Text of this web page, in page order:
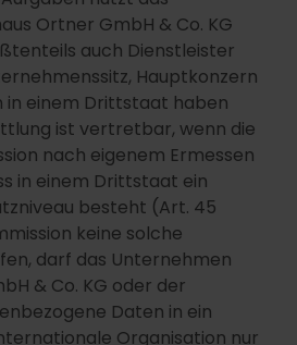
Ortner GmbH & Co. KG
auch Dienstleister
Hauptkonzern
in einem Drittstaat haben
ist vertretbar, wenn die
nach eigenem Ermessen
in einem Drittstaat ein
besteht (Art. 45
keine solche
darf das Unternehmen
& Co. KG oder der
Daten in ein
Organisation nur